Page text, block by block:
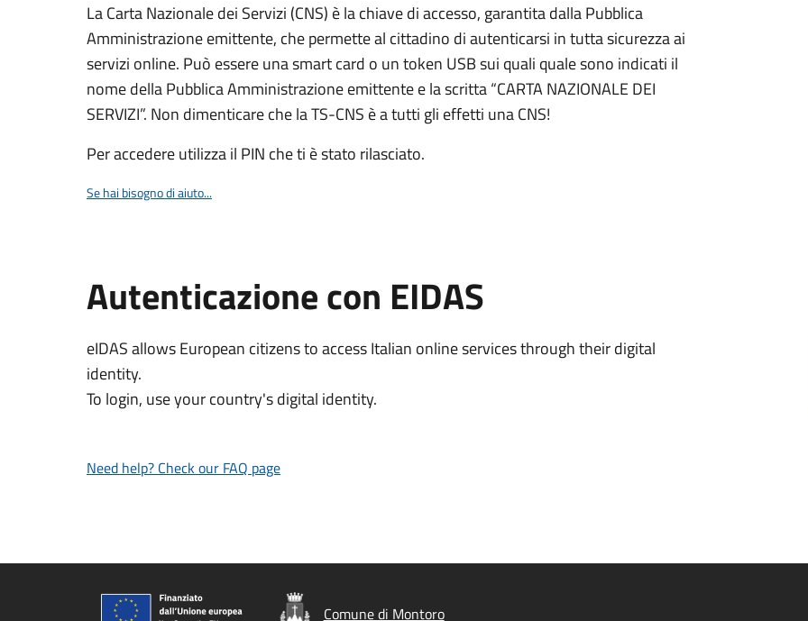
La Carta Nazionale dei Servizi (CNS) è la chiave di accesso, garantita dalla Pubblica
Amministrazione emittente, che permette al cittadino di autenticarsi in tutta sicurezza ai
servizi online. Può essere una smart card o un token USB sui quali quale sono indicati il
nome della Pubblica Amministrazione emittente e la scritta “CARTA NAZIONALE DEI
SERVIZI”. Non dimenticare che la TS-CNS è a tutti gli effetti una CNS!
Per accedere utilizza il PIN che ti è stato rilasciato.
Se hai bisogno di aiuto...
Autenticazione con EIDAS
eIDAS allows European citizens to access Italian online services through their digital
identity.
To login, use your country's digital identity.
Need help? Check our FAQ page
Comune di Montoro